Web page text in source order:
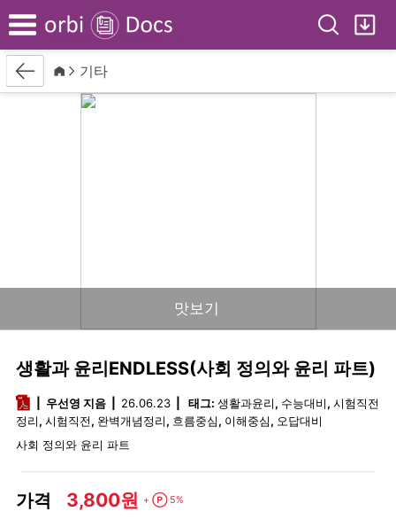
Menu Search
BackHome
기타
맛보기
생활과 윤리ENDLESS(사회 정의와 윤리 파트)
pdf우선영 지음 26.06.23 태그: 생활과윤리, 수능대비, 시험직전
정리, 시험직전, 완벽개념정리, 흐름중심, 이해중심, 오답대비
사회 정의와 윤리 파트
가격 3,800원 + Point
5%